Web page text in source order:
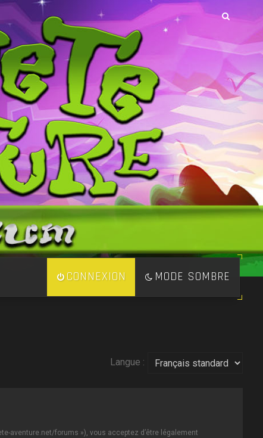
MODE SOMBRE
CONNEXION
Langue :
aventure.net/forums »), vous acceptez d’être légalement